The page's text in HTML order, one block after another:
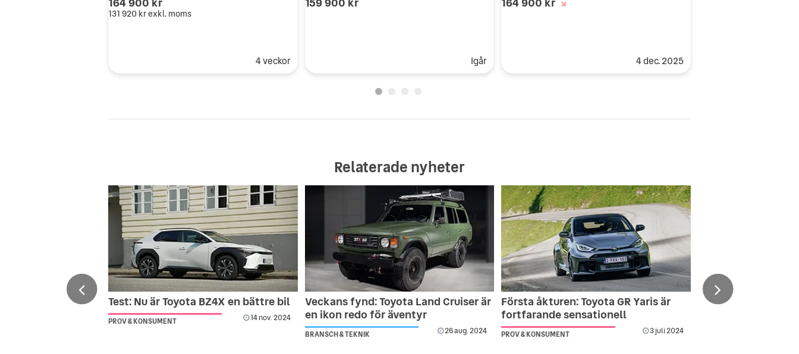
131 920 krexkl. moms
4 veckor Igår 4 dec. 2025
Relaterade nyheter
Test: Nu är Toyota BZ4X en bättre bil
PROV & KONSUMENT 14 nov. 2024
Veckans fynd: Toyota Land Cruiser är
en ikon redo för äventyr
BRANSCH & TEKNIK 26 aug. 2024
Första åkturen: Toyota GR Yaris är
fortfarande sensationell
PROV & KONSUMENT 3 juli 2024